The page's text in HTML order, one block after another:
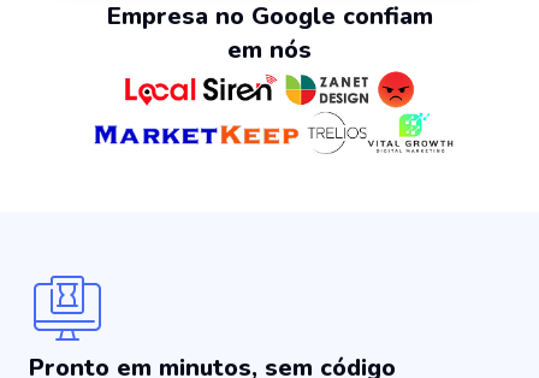
Empresa no Google confiam
em nós
Pronto em minutos, sem código